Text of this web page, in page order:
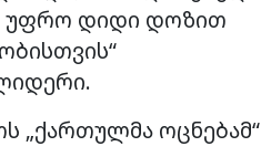
უფრო დიდი დოზით
„ქართულმა ოცნებამ“